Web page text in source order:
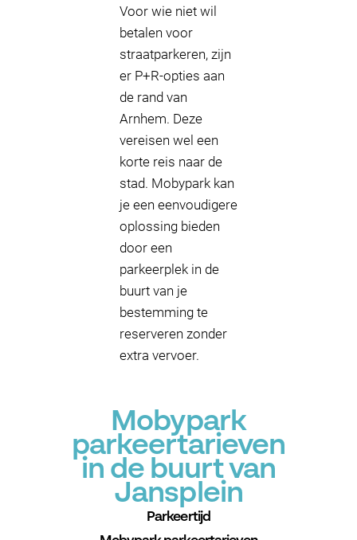
Voor wie niet wil
betalen voor
straatparkeren, zijn
er P+R-opties aan
de rand van
Arnhem. Deze
vereisen wel een
korte reis naar de
stad. Mobypark kan
je een eenvoudigere
oplossing bieden
door een
parkeerplek in de
buurt van je
bestemming te
reserveren zonder
extra vervoer.
Mobypark
parkeertarieven
in de buurt van
Jansplein
Parkeertijd